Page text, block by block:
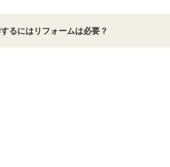
るにはリフォームは必要？